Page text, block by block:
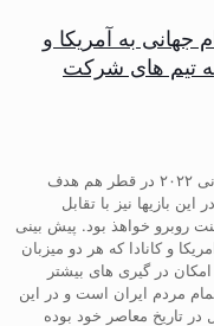
جهانی به آمریکا و
به تیم های شرکت
گودرز اقتداری: تیم ملی همانگونه که در جام جهانی ۲۰۲۲ در قطر هم هدف
بازیها نیز با تقابل
روبرو خواهذ بود. پیش بینی
و کانادا که هر دو میزبان
در گیری های بیشتر
مردم ایران است و در این
تاریخ معاصر خود بوده